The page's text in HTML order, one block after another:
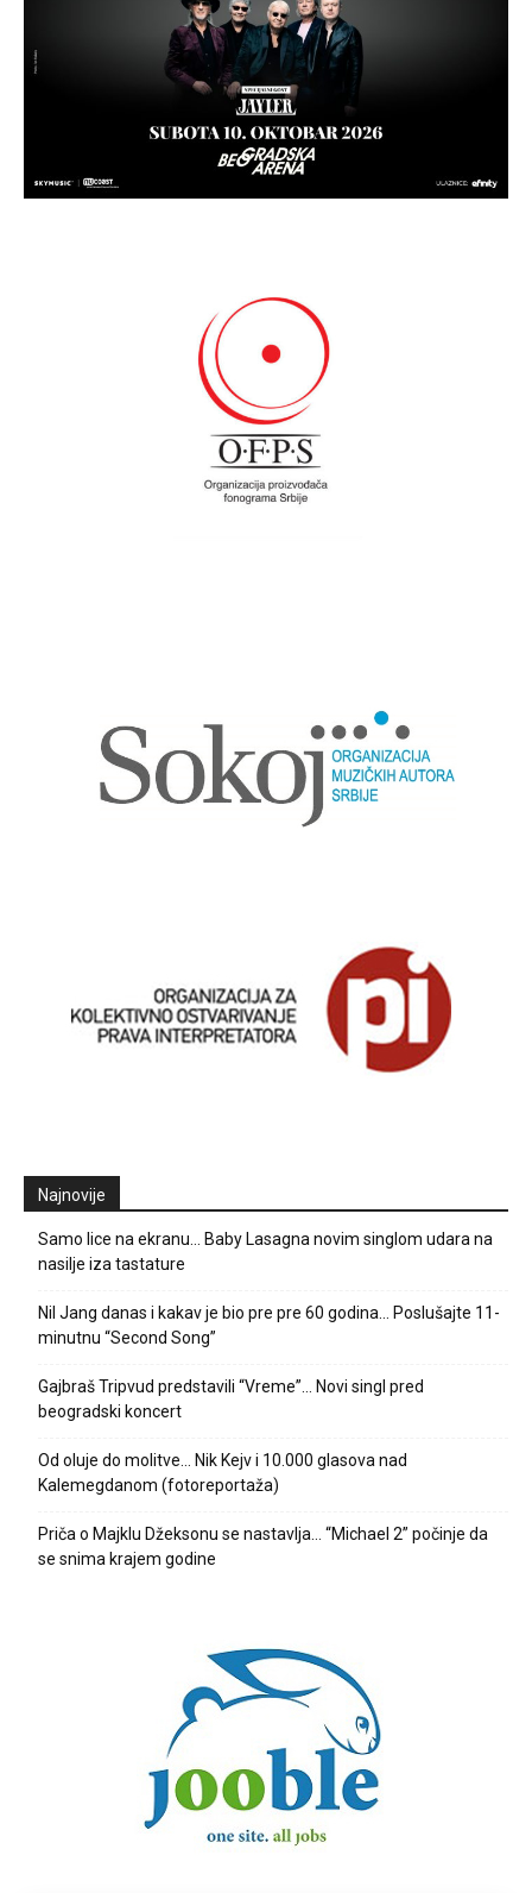
Najnovije
Samo lice na ekranu… Baby Lasagna novim singlom udara na
nasilje iza tastature
Nil Jang danas i kakav je bio pre pre 60 godina… Poslušajte 11-
minutnu “Second Song”
Gajbraš Tripvud predstavili “Vreme”… Novi singl pred
beogradski koncert
Od oluje do molitve… Nik Kejv i 10.000 glasova nad
Kalemegdanom (fotoreportaža)
Priča o Majklu Džeksonu se nastavlja… “Michael 2” počinje da
se snima krajem godine